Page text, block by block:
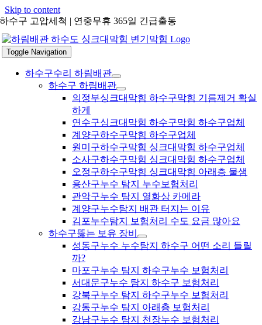
Skip to content
하수구 고압세척 | 연중무휴 365일 긴급출동
Toggle Navigation
하수구수리 하림배관
하수구 하림배관
의정부싱크대막힘 하수구막힘 기름제거 확실
하게
연수구싱크대막힘 하수구막힘 하수구업체
계양구하수구막힘 하수구업체
원미구하수구막힘 싱크대막힘 하수구업체
소사구하수구막힘 싱크대막힘 하수구업체
오정구하수구막힘 싱크대막힘 아래층 물샘
용산구누수 탐지 누수보험처리
관악구누수 탐지 열화상 카메라
계양구누수탐지 배관 터지는 이유
김포누수탐지 보험처리 수도 요금 많아요
하수구뚫는 보유 장비
성동구누수 누수탐지 하수구 어떤 소리 들릴
까?
마포구누수 탐지 하수구누수 보험처리
서대문구누수 탐지 하수구 보험처리
강북구누수 탐지 하수구누수 보험처리
강동구누수 탐지 아래층 보험처리
강남구누수 탐지 천장누수 보험처리